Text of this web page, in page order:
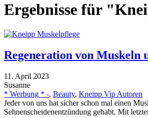
Ergebnisse für
Regeneration von Muskeln
11. April 2023
Susanne
* Werbung * -, Beauty, Kneipp Vip Autoren
Jeder von uns hat sicher schon mal einen
Sehnenscheidenentzündung gehabt. Mit